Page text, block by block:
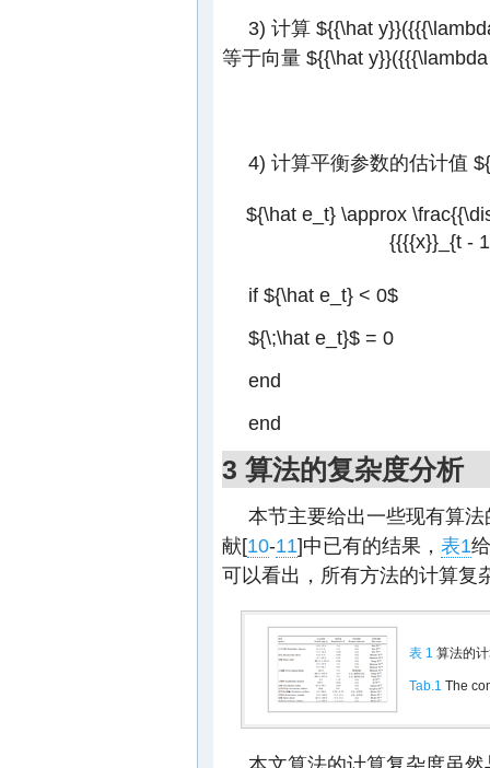
3) 计算 ${{\hat
等于向量 ${{\hat
4) 计算平衡参数的估计值
${\hat e_t} \approx
{{{{x}}_{t -
if ${\hat e_t} < 0$
${\;\hat e_t}$ = 0
end
end
3 算法的复杂度分析
本节主要给出一些现有算
献[10-11]中已有的结果， 表1
可以看出，所有方法的计算复
表 1 算法的
Tab.1 The